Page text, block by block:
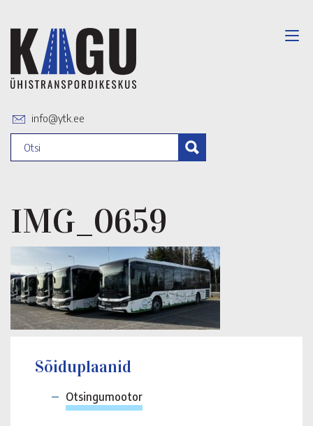
info@ytk.ee
IMG_0659
Sõiduplaanid
Otsingumootor